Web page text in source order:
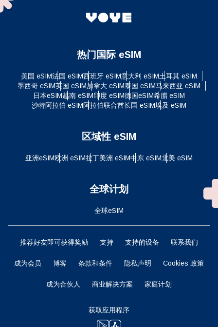
热门国际 eSIM
美国 eSIM法国 eSIM西班牙 eSIM意大利 eSIM土耳其 eSIM
墨西哥 eSIM英国 eSIM加拿大 eSIM泰国 eSIM马来西亚 eSIM
日本eSIM越南 eSIM印度 eSIM德国eSIM希腊 eSIM
沙特阿拉伯 eSIM阿拉伯联合酋长国 eSIM埃及 eSIM
区域性 eSIM
亚洲eSIM欧洲 eSIM拉丁美洲 eSIM中东 eSIM北美 eSIM
全球计划
全球eSIM
推荐好友即可获得奖励 支持 支持的设备 联系我们
成为会员 博客 条款和条件 隐私声明 Cookies 政策
成为合伙人 商业解决方案 家庭计划
获取应用程序